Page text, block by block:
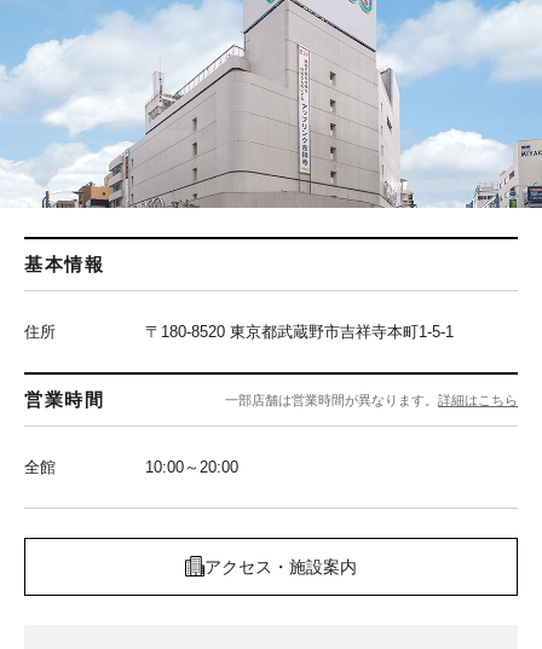
基本情報
住所 〒180-8520 東京都武蔵野市吉祥寺本町1-5-1
営業時間 一部店舗は営業時間が異なります。 詳細はこちら
全館 10:00～20:00
アクセス・施設案内